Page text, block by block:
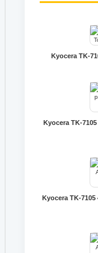
Kyocera TK-
Kyocera TK-
Kyocera TK-